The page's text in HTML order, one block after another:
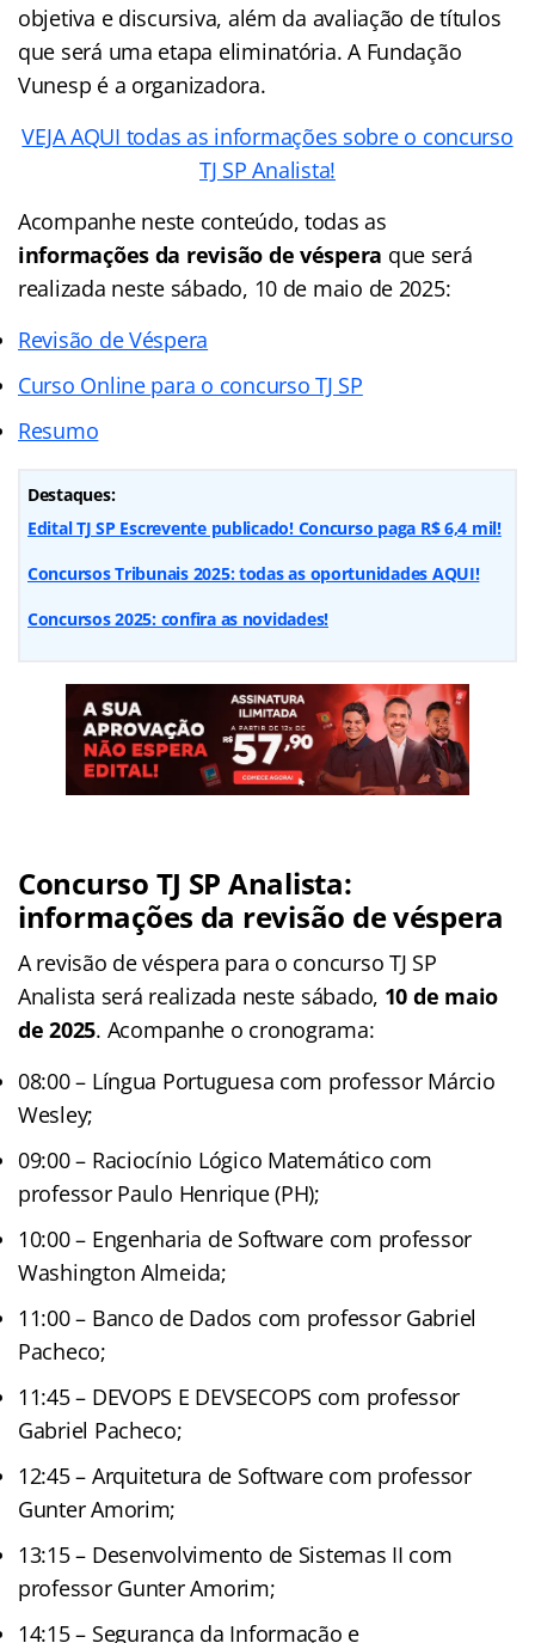
objetiva e discursiva, além da avaliação de títulos
que será uma etapa eliminatória. A Fundação
Vunesp é a organizadora.
VEJA AQUI todas as informações sobre o concurso
TJ SP Analista!
Acompanhe neste conteúdo, todas as
informações da revisão de véspera que será
realizada neste sábado, 10 de maio de 2025:
Revisão de Véspera
Curso Online para o concurso TJ SP
Resumo
Destaques:
Edital TJ SP Escrevente publicado! Concurso paga R$ 6,4 mil!
Concursos Tribunais 2025: todas as oportunidades AQUI!
Concursos 2025: confira as novidades!
Concurso TJ SP Analista:
informações da revisão de véspera
A revisão de véspera para o concurso TJ SP
Analista será realizada neste sábado, 10 de maio
de 2025. Acompanhe o cronograma:
08:00 – Língua Portuguesa com professor Márcio
Wesley;
09:00 – Raciocínio Lógico Matemático com
professor Paulo Henrique (PH);
10:00 – Engenharia de Software com professor
Washington Almeida;
11:00 – Banco de Dados com professor Gabriel
Pacheco;
11:45 – DEVOPS E DEVSECOPS com professor
Gabriel Pacheco;
12:45 – Arquitetura de Software com professor
Gunter Amorim;
13:15 – Desenvolvimento de Sistemas II com
professor Gunter Amorim;
14:15 – Segurança da Informação e